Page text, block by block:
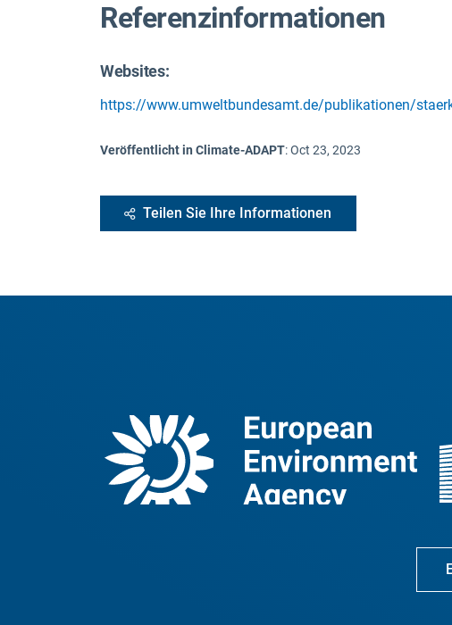
Referenzinformationen
Websites:
https://www.umweltbundesamt.de/publikationen/
Veröffentlicht in Climate-ADAPT:Oct 23, 2023
Teilen Sie Ihre Informationen